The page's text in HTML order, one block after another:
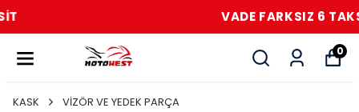
VADE FARKSIZ 6 TAKSİT
0
KASK VİZÖR VE YEDEK PARÇA